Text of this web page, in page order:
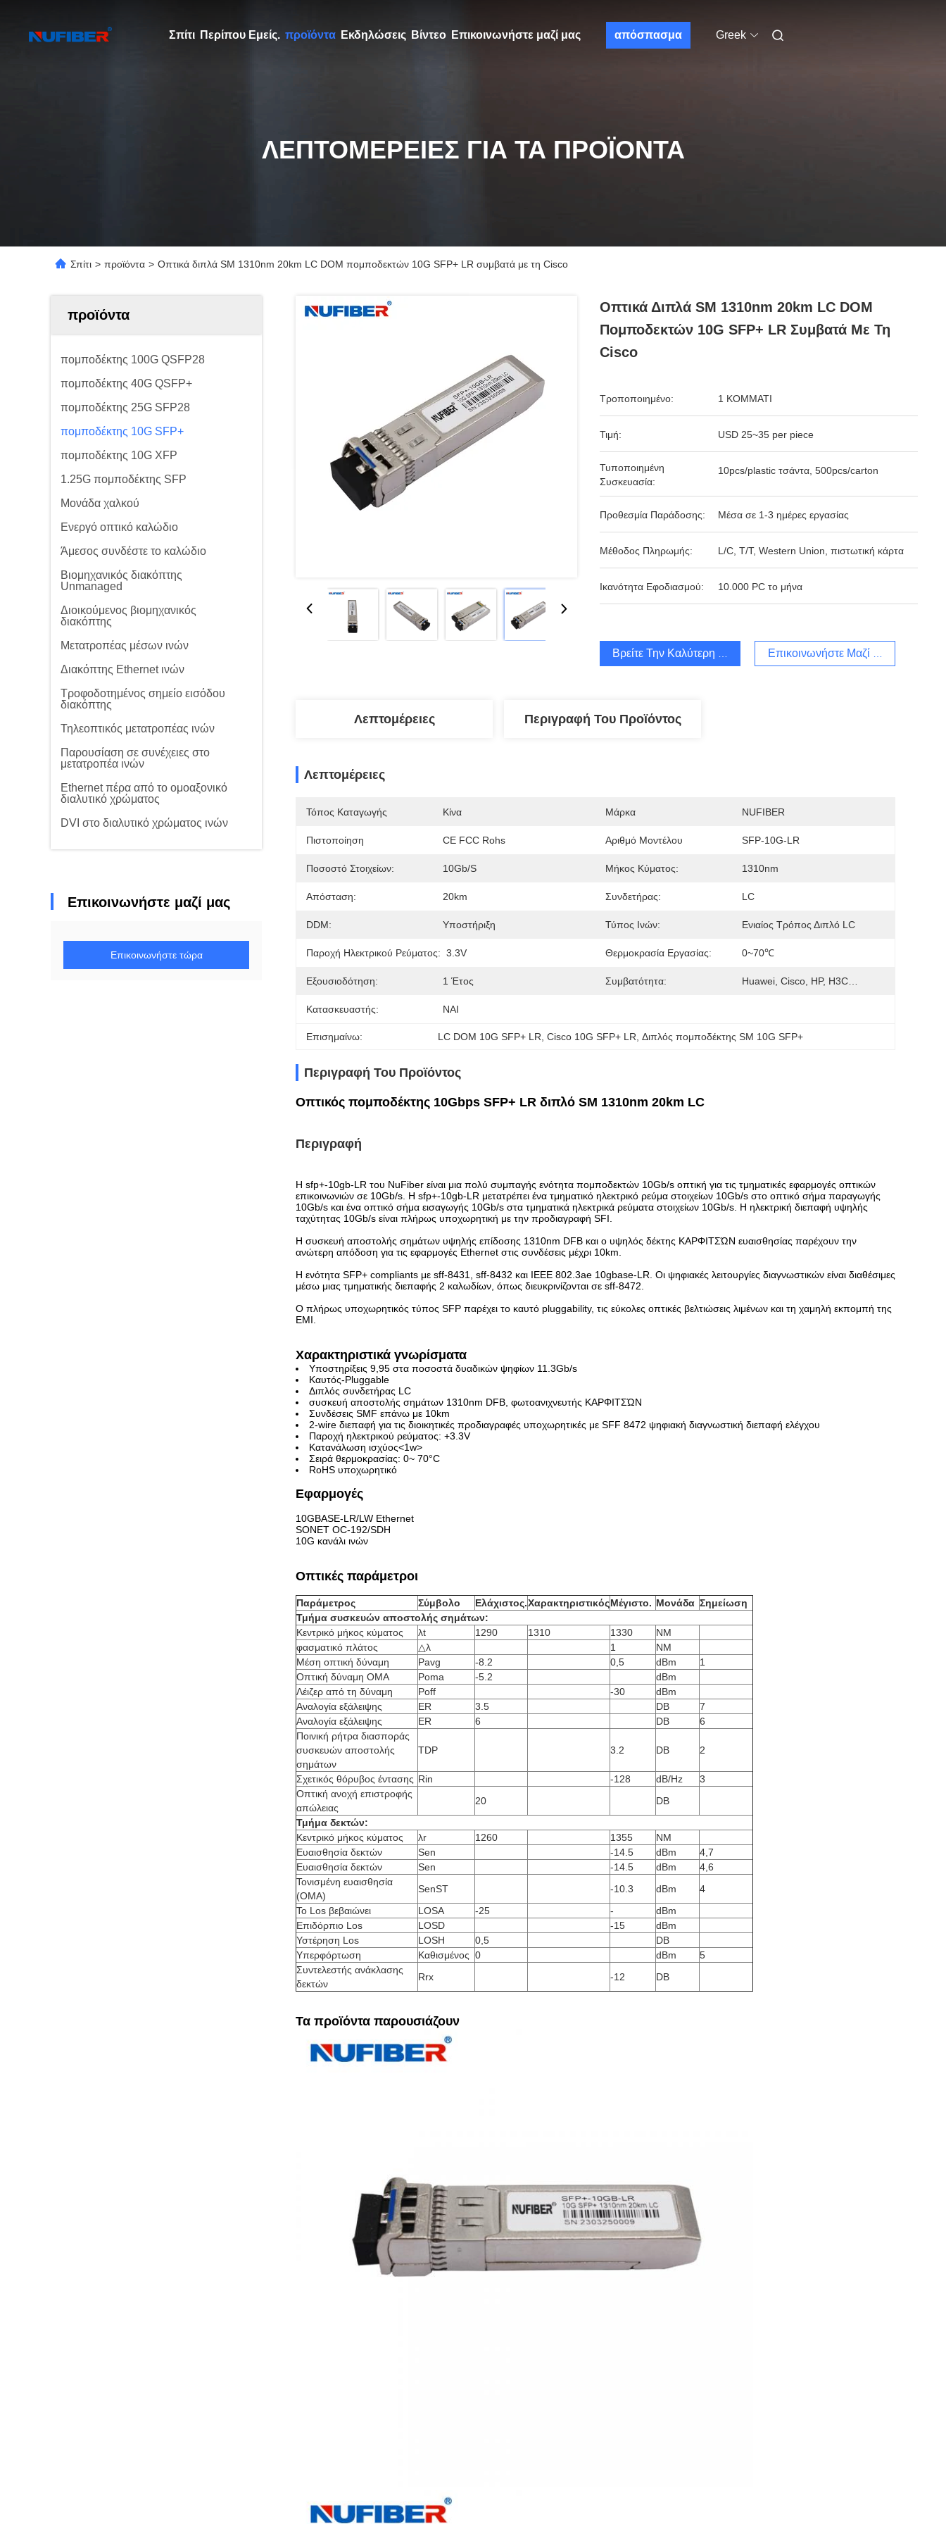
Σπίτι Περίπου Εμείς. προϊόντα Εκδηλώσεις Βίντεο Επικοινωνήστε μαζί μας απόσπασμα Greek
ΛΕΠΤΟΜΈΡΕΙΕΣ ΓΙΑ ΤΑ ΠΡΟΪΌΝΤΑ
Σπίτι > προϊόντα > Οπτικά διπλά SM 1310nm 20km LC DOM πομποδεκτών 10G SFP+ LR συμβατά με τη Cisco
προϊόντα
πομποδέκτης 100G QSFP28
πομποδέκτης 40G QSFP+
πομποδέκτης 25G SFP28
πομποδέκτης 10G SFP+
πομποδέκτης 10G XFP
1.25G πομποδέκτης SFP
Μονάδα χαλκού
Ενεργό οπτικό καλώδιο
Άμεσος συνδέστε το καλώδιο
Βιομηχανικός διακόπτης
Unmanaged
Διοικούμενος βιομηχανικός
διακόπτης
Μετατροπέας μέσων ινών
Διακόπτης Ethernet ινών
Τροφοδοτημένος σημείο εισόδου
διακόπτης
Τηλεοπτικός μετατροπέας ινών
Παρουσίαση σε συνέχειες στο
μετατροπέα ινών
Ethernet πέρα από το ομοαξονικό
διαλυτικό χρώματος
DVI στο διαλυτικό χρώματος ινών
Επικοινωνήστε μαζί μας
Επικοινωνήστε τώρα
Οπτικά Διπλά SM 1310nm 20km LC DOM
Πομποδεκτών 10G SFP+ LR Συμβατά Με Τη
Cisco
Τροποποιημένο: 1 ΚΟΜΜΑΤΙ
Τιμή: USD 25~35 per piece
Τυποποιημένη
Συσκευασία:
10pcs/plastic τσάντα, 500pcs/carton
Προθεσμία Παράδοσης: Μέσα σε 1-3 ημέρες εργασίας
Μέθοδος Πληρωμής: L/C, T/T, Western Union, πιστωτική κάρτα
Ικανότητα Εφοδιασμού: 10.000 PC το μήνα
Βρείτε Την Καλύτερη Τιμή Επικοινωνήστε Μαζί Μας
Λεπτομέρειες Περιγραφή Του Προϊόντος
Λεπτομέρειες
Τόπος Καταγωγής Κίνα Μάρκα NUFIBER
Πιστοποίηση CE FCC Rohs Αριθμό Μοντέλου SFP-10G-LR
Ποσοστό Στοιχείων: 10Gb/s Μήκος Κύματος: 1310nm
Απόσταση: 20km Συνδετήρας: LC
DDM: Υποστήριξη Τύπος Ινών: Ενιαίος Τρόπος Διπλό LC
Παροχή Ηλεκτρικού Ρεύματος: 3.3V Θερμοκρασία Εργασίας: 0~70℃
Εξουσιοδότηση: 1 Έτος Συμβατότητα: Huawei, Cisco, HP, H3C…
Κατασκευαστής: ΝΑΙ
Επισημαίνω: LC DOM 10G SFP+ LR , Cisco 10G SFP+ LR , Διπλός πομποδέκτης SM 10G SFP+
Περιγραφή Του Προϊόντος
Οπτικός πομποδέκτης 10Gbps SFP+ LR διπλό SM 1310nm 20km LC
Περιγραφή
Η sfp+-10gb-LR του NuFiber είναι μια πολύ συμπαγής ενότητα πομποδεκτών 10Gb/s οπτική για τις τμηματικές εφαρμογές οπτικών
επικοινωνιών σε 10Gb/s. Η sfp+-10gb-LR μετατρέπει ένα τμηματικό ηλεκτρικό ρεύμα στοιχείων 10Gb/s στο οπτικό σήμα παραγωγής
10Gb/s και ένα οπτικό σήμα εισαγωγής 10Gb/s στα τμηματικά ηλεκτρικά ρεύματα στοιχείων 10Gb/s. Η ηλεκτρική διεπαφή υψηλής
ταχύτητας 10Gb/s είναι πλήρως υποχωρητική με την προδιαγραφή SFI.
Η συσκευή αποστολής σημάτων υψηλής επίδοσης 1310nm DFB και ο υψηλός δέκτης ΚΑΡΦΙΤΣΏΝ ευαισθησίας παρέχουν την
ανώτερη απόδοση για τις εφαρμογές Ethernet στις συνδέσεις μέχρι 10km.
Η ενότητα SFP+ compliants με sff-8431, sff-8432 και IEEE 802.3ae 10gbase-LR. Οι ψηφιακές λειτουργίες διαγνωστικών είναι διαθέσιμες
μέσω μιας τμηματικής διεπαφής 2 καλωδίων, όπως διευκρινίζονται σε sff-8472.
Ο πλήρως υποχωρητικός τύπος SFP παρέχει το καυτό pluggability, τις εύκολες οπτικές βελτιώσεις λιμένων και τη χαμηλή εκπομπή της
EMI.
Χαρακτηριστικά γνωρίσματα
Υποστηρίξεις 9,95 στα ποσοστά δυαδικών ψηφίων 11.3Gb/s
Καυτός-Pluggable
Διπλός συνδετήρας LC
συσκευή αποστολής σημάτων 1310nm DFB, φωτοανιχνευτής ΚΑΡΦΙΤΣΏΝ
Συνδέσεις SMF επάνω με 10km
2-wire διεπαφή για τις διοικητικές προδιαγραφές υποχωρητικές με SFF 8472 ψηφιακή διαγνωστική διεπαφή ελέγχου
Παροχή ηλεκτρικού ρεύματος: +3.3V
Κατανάλωση ισχύος<1w>
Σειρά θερμοκρασίας: 0~ 70°C
RoHS υποχωρητικό
Εφαρμογές
10GBASE-LR/LW Ethernet
SONET OC-192/SDH
10G κανάλι ινών
Οπτικές παράμετροι
Παράμετρος Σύμβολο Ελάχιστος.ΧαρακτηριστικόςΜέγιστο. Μονάδα Σημείωση
Τμήμα συσκευών αποστολής σημάτων:
Κεντρικό μήκος κύματος
λt 1290 1310 1330
NM
φασματικό πλάτος
△λ 1
NM
Μέση οπτική δύναμη
Pavg -8.2 0,5 dBm
1
Οπτική δύναμη OMA
Poma -5.2
dBm
Λέιζερ από τη δύναμη
Poff -30
dBm
Αναλογία εξάλειψης
ER 3.5 DB
7
Αναλογία εξάλειψης
ER 6 DB
6
Ποινική ρήτρα διασποράς
συσκευών αποστολής
σημάτων
TDP 3.2 DB 2
Σχετικός θόρυβος έντασης Rin -128 dB/Hz
3
Οπτική ανοχή επιστροφής
απώλειας
20
DB
Τμήμα δεκτών:
Κεντρικό μήκος κύματος
λr 1260 1355
NM
Ευαισθησία δεκτών
Sen -14.5 dBm
4,7
Ευαισθησία δεκτών
Sen -14.5 dBm
4,6
Τονισμένη ευαισθησία
(OMA)
SenST -10.3 dBm
4
Το Los βεβαιώνει
LOSA -25 -
dBm
Επιδόρπιο Los
LOSD -15
dBm
Υστέρηση Los
LOSH 0,5
DB
Υπερφόρτωση
Καθισμένος 0 dBm
5
Συντελεστής ανάκλασης
δεκτών
Rrx -12 DB
Τα προϊόντα παρουσιάζουν